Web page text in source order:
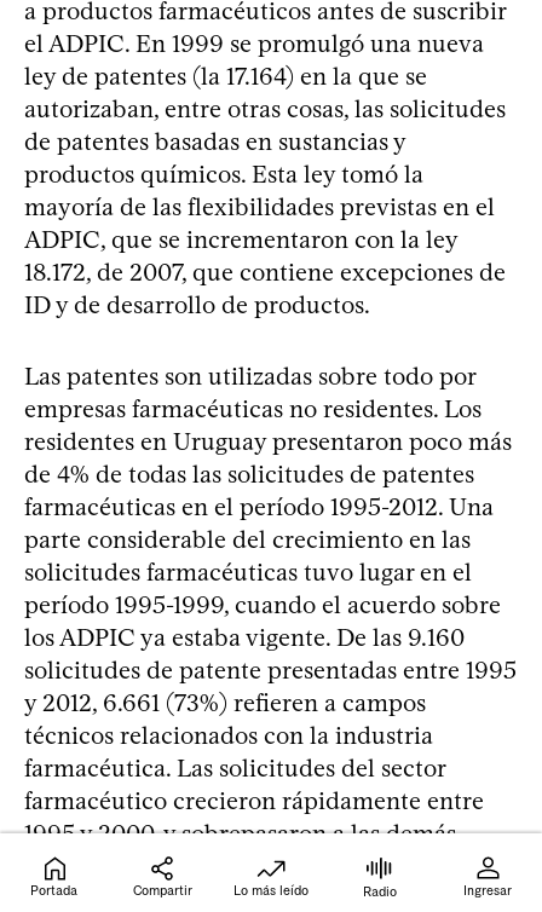
a productos farmacéuticos antes de suscribir
el ADPIC. En 1999 se promulgó una nueva
ley de patentes (la 17.164) en la que se
autorizaban, entre otras cosas, las solicitudes
de patentes basadas en sustancias y
productos químicos. Esta ley tomó la
mayoría de las flexibilidades previstas en el
ADPIC, que se incrementaron con la ley
18.172, de 2007, que contiene excepciones de
ID y de desarrollo de productos.
Las patentes son utilizadas sobre todo por
empresas farmacéuticas no residentes. Los
residentes en Uruguay presentaron poco más
de 4% de todas las solicitudes de patentes
farmacéuticas en el período 1995-2012. Una
parte considerable del crecimiento en las
solicitudes farmacéuticas tuvo lugar en el
período 1995-1999, cuando el acuerdo sobre
los ADPIC ya estaba vigente. De las 9.160
solicitudes de patente presentadas entre 1995
y 2012, 6.661 (73%) refieren a campos
técnicos relacionados con la industria
farmacéutica. Las solicitudes del sector
farmacéutico crecieron rápidamente entre
1995 y 2000, y sobrepasaron a las demás
solicitudes a partir de 1997. En 2000, la
oficina uruguaya de propiedad intelectual
Portada Compartir Lo más leído Radio Ingresar